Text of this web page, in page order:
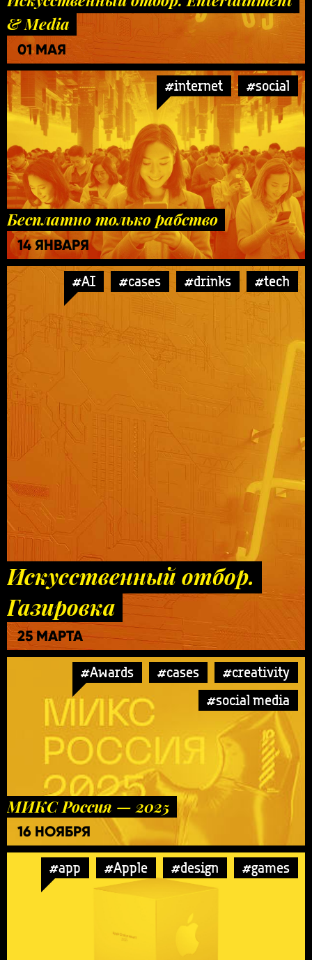
& Media
01 МАЯ
#internet #social
Бесплатно только рабство
14 ЯНВАРЯ
#AI #cases #drinks #tech
Искусственный отбор.
Газировка
25 МАРТА
#Awards #cases
#creativity
#social media
МИКС Россия — 2025
16 НОЯБРЯ
#app #Apple #design #games